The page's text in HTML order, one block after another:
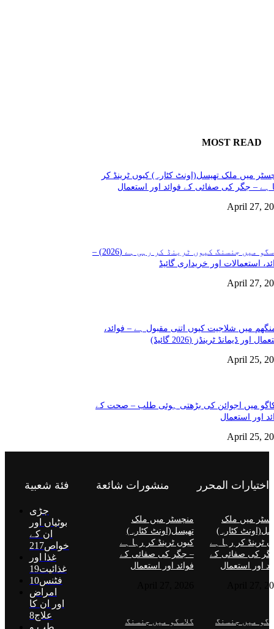
MOST READ
میں ملک تھیسل(اونٹ کٹارہ) کیوں ٹرینڈ کر
ہے – جگر کی صفائی کے فوائد اور استعمال
April 27,
گلاسگو میں جنسنگ کیوں ٹرینڈ کر رہی ہے (2026) –
استعمالات اور خریداری گائیڈ
April 27,
میں شلاجیت کیوں اتنی مقبول ہے – فوائد،
اور ڈیمانڈ ٹرینڈز (2026 گائیڈ)
April 25,
میں اجوائن کی بڑھتی ہوئی طلب – صحت کے
اور استعمال
April 25,
اختيارات المحرر
میں ملک
کٹارہ)
ٹرینڈ کر رہا ہے
کی صفائی کے
اور استعمال
April 27,
میں جنسنگ
منشورات شائعة
منچسٹر میں ملک
تھیسل(اونٹ کٹارہ)
کیوں ٹرینڈ کر رہا ہے
– جگر کی صفائی کے
فوائد اور استعمال
گلاسگو میں جنسنگ
فئة شعبية
جڑی
بوٹیاں اور
ان کے
خواص217
غذا اور
غذائیت19
فٹنس10
امراض
اور ان کا
علاج8
طب و